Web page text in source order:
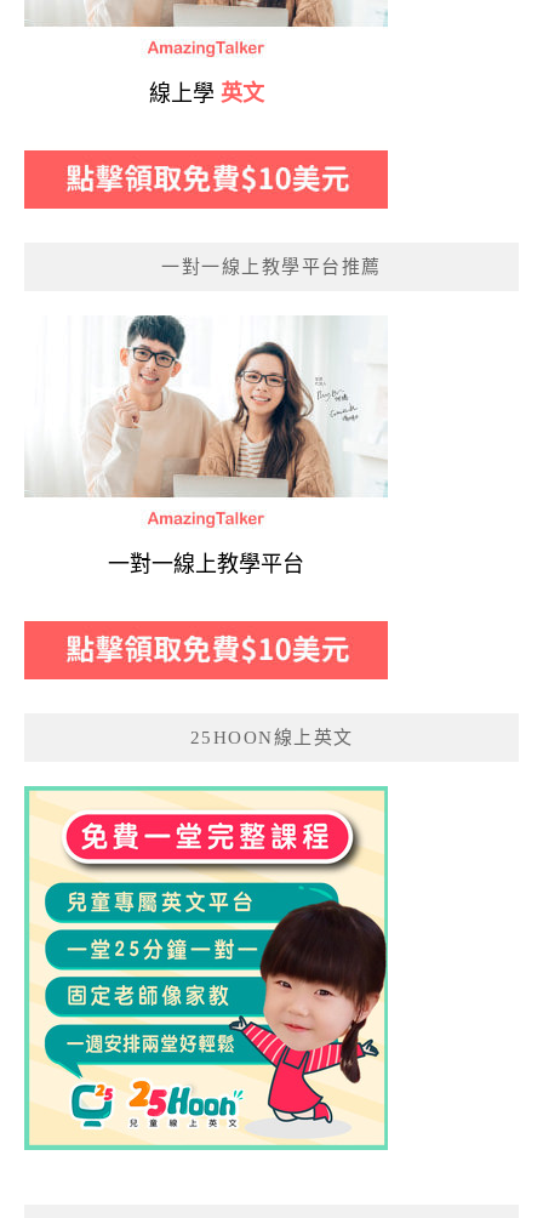
線上學 英文
一對一線上教學平台推薦
一對一線上教學平台
25HOON線上英文